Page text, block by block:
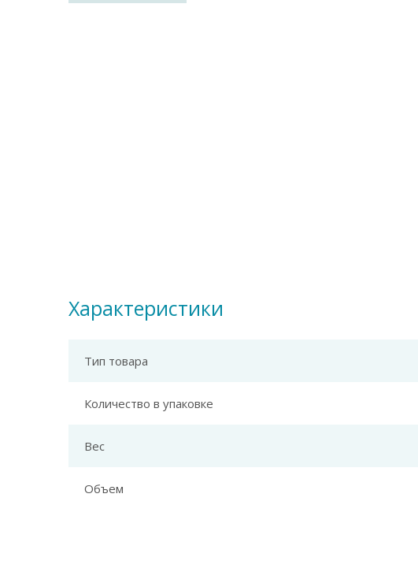
Характеристики
Тип товара
Количество в упаковке
Вес
Объем